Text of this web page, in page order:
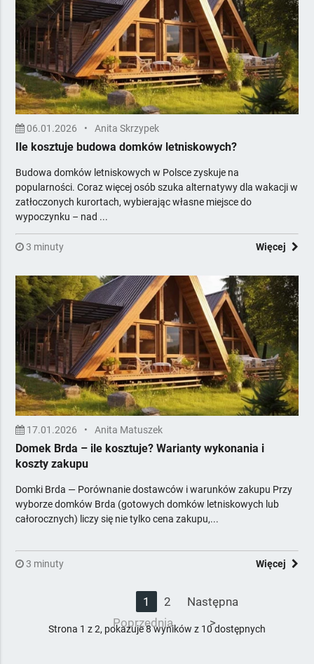
06.01.2026 • Anita Skrzypek
Ile kosztuje budowa domków letniskowych?
Budowa domków letniskowych w Polsce zyskuje na
popularności. Coraz więcej osób szuka alternatywy dla wakacji w
zatłoczonych kurortach, wybierając własne miejsce do
wypoczynku – nad ...
3 minuty Więcej
17.01.2026 • Anita Matuszek
Domek Brda – ile kosztuje? Warianty wykonania i
koszty zakupu
Domki Brda — Porównanie dostawców i warunków zakupu Przy
wyborze domków Brda (gotowych domków letniskowych lub
całorocznych) liczy się nie tylko cena zakupu,...
3 minuty Więcej
<
Poprzednia
1 2
Następna
>
Strona 1 z 2, pokazuje 8 wyników z 10 dostępnych